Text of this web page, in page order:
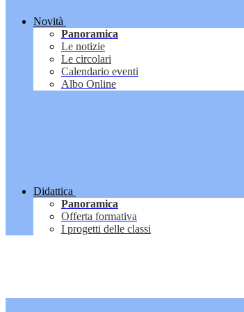
Novità
Panoramica
Le notizie
Le circolari
Calendario eventi
Albo Online
Didattica
Panoramica
Offerta formativa
I progetti delle classi